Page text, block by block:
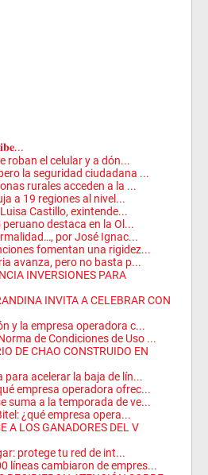
roban el celular y a dón...
la seguridad ciudadana ...
rurales acceden a la ...
a 19 regiones al nivel...
Castillo, exintende...
destaca en la Ol...
por José Ignac...
fomentan una rigidez...
avanza, pero no basta p...
INVERSIONES PARA
INVITA A CELEBRAR CON
y la empresa operadora c...
de Condiciones de Uso ...
DE CHAO CONSTRUIDO EN
para acelerar la baja de lín...
empresa operadora ofrec...
suma a la temporada de ve...
¿qué empresa opera...
A LOS GANADORES DEL V
protege tu red de int...
líneas cambiaron de empres...